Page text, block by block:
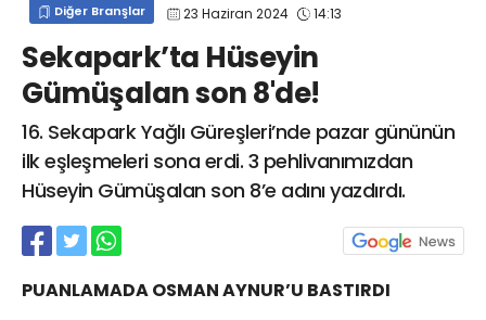
Diğer Branşlar 23 Haziran 2024 14:13
Sekapark’ta Hüseyin
Gümüşalan son 8'de!
16. Sekapark Yağlı Güreşleri’nde pazar gününün
ilk eşleşmeleri sona erdi. 3 pehlivanımızdan
Hüseyin Gümüşalan son 8’e adını yazdırdı.
PUANLAMADA OSMAN AYNUR’U BASTIRDI
info@spor41.com